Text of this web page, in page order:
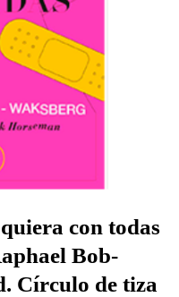
con todas
Bob-
Círculo de tiza